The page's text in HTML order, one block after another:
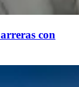
con